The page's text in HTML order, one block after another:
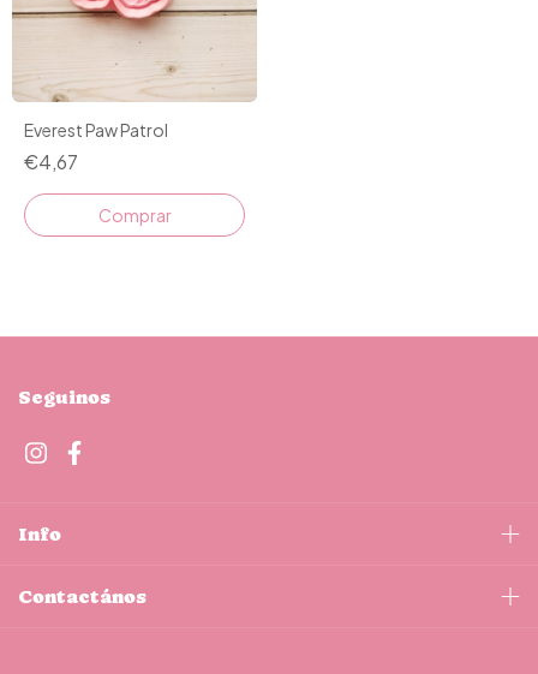
Everest Paw Patrol
€4,67
Comprar
Seguinos
Info
Contactános